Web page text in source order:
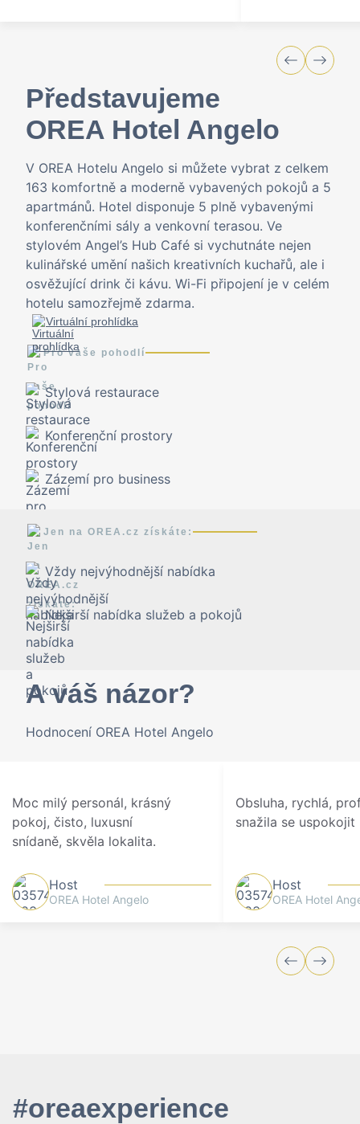
Představujeme
OREA Hotel Angelo
V OREA Hotelu Angelo si můžete vybrat z celkem
163 komfortně a moderně vybavených pokojů a 5
apartmánů. Hotel disponuje 5 plně vybavenými
konferenčními sály a venkovní terasou. Ve
stylovém Angel’s Hub Café si vychutnáte nejen
kulinářské umění našich kreativních kuchařů, ale i
osvěžující drink či kávu. Wi-Fi připojení je v celém
hotelu samozřejmě zdarma.
Virtuální prohlídka
Pro vaše pohodlí
Stylová restaurace
Konferenční prostory
Zázemí pro business
Jen na OREA.cz získáte:
Vždy nejvýhodnější nabídka
Nejširší nabídka služeb a pokojů
A váš názor?
Hodnocení OREA Hotel Angelo
Moc milý personál, krásný
pokoj, čisto, luxusní
snídaně, skvěla lokalita.
Host
OREA Hotel Angelo
Obsluha, rychlá,
snažila se uspokojit
Host
OREA Hotel
#oreaexperience